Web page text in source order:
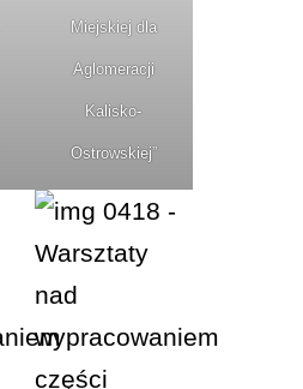
Miejskiej dla
Aglomeracji
Kalisko-
Ostrowskiej”